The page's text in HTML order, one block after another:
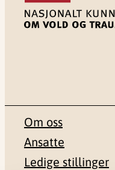
Om oss
Ansatte
Ledige stillinger